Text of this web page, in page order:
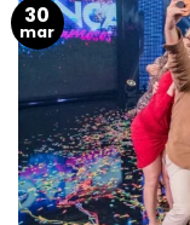
30
mar